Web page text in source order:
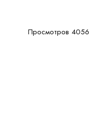
Просмотров 4056